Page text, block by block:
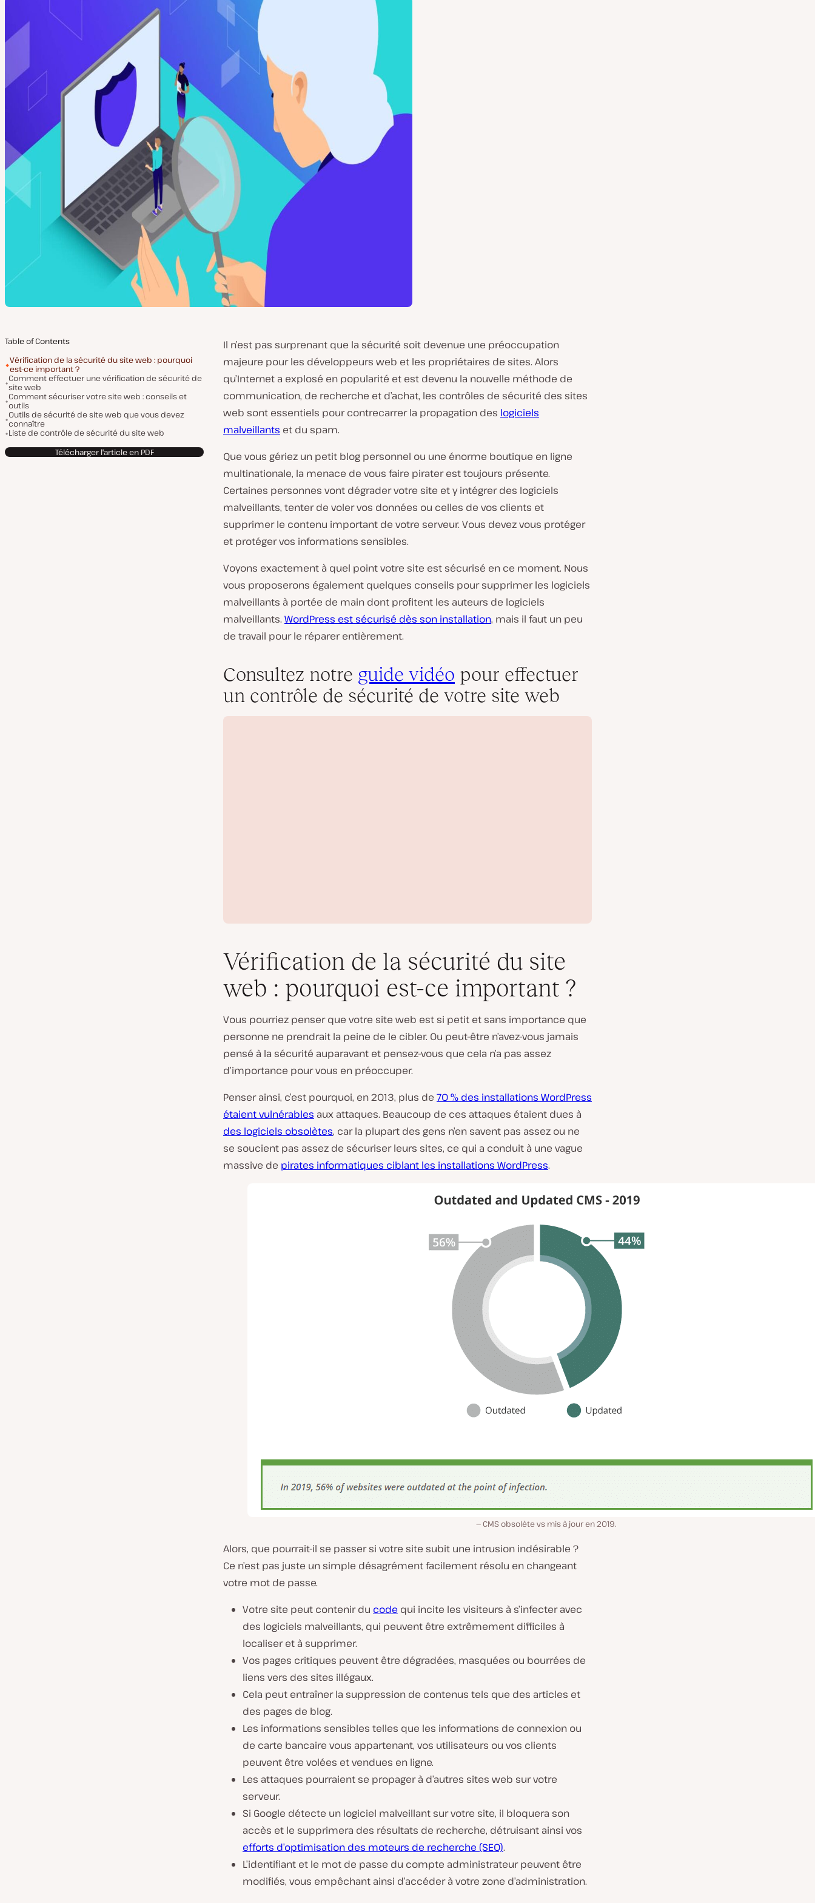
Table of Contents
Vérification de la sécurité du site web : pourquoi
est-ce important ?
Comment effectuer une vérification de sécurité de
site web
Comment sécuriser votre site web : conseils et
outils
Outils de sécurité de site web que vous devez
connaître
Liste de contrôle de sécurité du site web
Télécharger l'article en PDF
Il n’est pas surprenant que la sécurité soit devenue une préoccupation
majeure pour les développeurs web et les propriétaires de sites. Alors
qu’Internet a explosé en popularité et est devenu la nouvelle méthode de
communication, de recherche et d’achat, les contrôles de sécurité des sites
web sont essentiels pour contrecarrer la propagation des logiciels
malveillants et du spam.
Que vous gériez un petit blog personnel ou une énorme boutique en ligne
multinationale, la menace de vous faire pirater est toujours présente.
Certaines personnes vont dégrader votre site et y intégrer des logiciels
malveillants, tenter de voler vos données ou celles de vos clients et
supprimer le contenu important de votre serveur. Vous devez vous protéger
et protéger vos informations sensibles.
Voyons exactement à quel point votre site est sécurisé en ce moment. Nous
vous proposerons également quelques conseils pour supprimer les logiciels
malveillants à portée de main dont profitent les auteurs de logiciels
malveillants. WordPress est sécurisé dès son installation, mais il faut un peu
de travail pour le réparer entièrement.
Consultez notre guide vidéo pour effectuer
un contrôle de sécurité de votre site web
r
l
v
d
é
Vérification de la sécurité du site
web : pourquoi est-ce important ?
Vous pourriez penser que votre site web est si petit et sans importance que
personne ne prendrait la peine de le cibler. Ou peut-être n’avez-vous jamais
pensé à la sécurité auparavant et pensez-vous que cela n’a pas assez
d’importance pour vous en préoccuper.
Penser ainsi, c’est pourquoi, en 2013, plus de 70 % des installations WordPress
étaient vulnérables aux attaques. Beaucoup de ces attaques étaient dues à
des logiciels obsolètes, car la plupart des gens n’en savent pas assez ou ne
se soucient pas assez de sécuriser leurs sites, ce qui a conduit à une vague
massive de pirates informatiques ciblant les installations WordPress.
CMS obsolète vs mis à jour en 2019.
Alors, que pourrait-il se passer si votre site subit une intrusion indésirable ?
Ce n’est pas juste un simple désagrément facilement résolu en changeant
votre mot de passe.
Votre site peut contenir du code qui incite les visiteurs à s’infecter avec
des logiciels malveillants, qui peuvent être extrêmement difficiles à
localiser et à supprimer.
Vos pages critiques peuvent être dégradées, masquées ou bourrées de
liens vers des sites illégaux.
Cela peut entraîner la suppression de contenus tels que des articles et
des pages de blog.
Les informations sensibles telles que les informations de connexion ou
de carte bancaire vous appartenant, vos utilisateurs ou vos clients
peuvent être volées et vendues en ligne.
Les attaques pourraient se propager à d’autres sites web sur votre
serveur.
Si Google détecte un logiciel malveillant sur votre site, il bloquera son
accès et le supprimera des résultats de recherche, détruisant ainsi vos
efforts d’optimisation des moteurs de recherche (SEO).
L’identifiant et le mot de passe du compte administrateur peuvent être
modifiés, vous empêchant ainsi d’accéder à votre zone d’administration.